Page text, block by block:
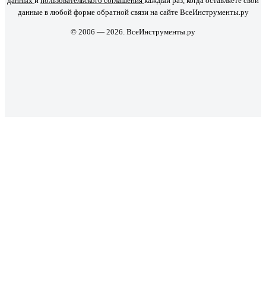
данные в любой форме обратной связи на сайте ВсеИнструменты.ру
© 2006 — 2026. ВсеИнструменты.ру